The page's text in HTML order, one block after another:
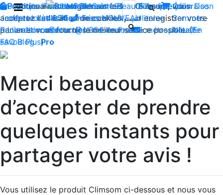
En continuant à naviguer sur le site Climsom, vous
acceptez l'utilisation de cookies pour enregistrer votre
panier et vous fournir le meilleur service possible. (En
savoir Plus)
Produits innovants de Santé et de Bien-être | Livraison
offerte dès 35€ en France métropolitaine
Livraison offerte dès 35€ en France métropolitaine
Contactez-nous : 02 85 52
44 74
-
contact@climsom.com
Qui
Sommes-
Nous?
Boutique Fraîcheur Bien-être Beauté Acupression Dos
Jambes lourdes Insomnies NOUVEAU
Reconditionnés
FAQ Blog Pro
Merci beaucoup
d’accepter de prendre
quelques instants pour
partager votre avis !
Vous utilisez le produit Climsom ci-dessous et nous vous